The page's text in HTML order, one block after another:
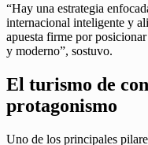
“Hay una estrategia
internacional inteligente y
apuesta firme por
y moderno”, sostuvo.
El turismo de
protagonismo
Uno de los principales